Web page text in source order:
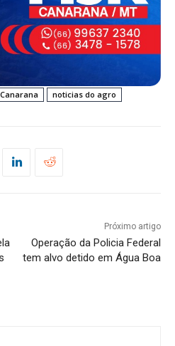
noticias do agro
Próximo artigo
Operação da Policia Federal
tem alvo detido em Água Boa